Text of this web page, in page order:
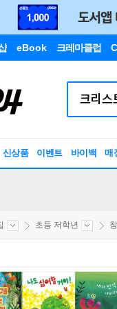
eBook 크레마클럽
신상품 이벤트 바이백 매
초등 저학년